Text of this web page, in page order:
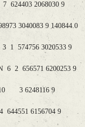
2068030 9
3040083 9 140844.0
1 574756 3020533 9
6 2 656571 6200253 9
3 6248116 9
6156704 9